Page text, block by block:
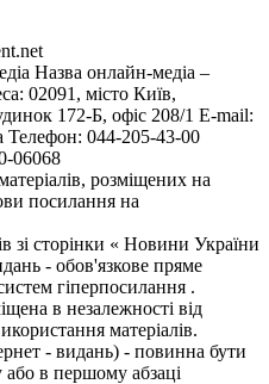
Назва онлайн-медіа –
02091, місто Київ,
172-Б, офіс 208/1 E-mail:
Телефон: 044-205-43-00
06068
розміщених на
посилання на
зі сторінки « Новини України
- обов'язкове пряме
гіперпосилання .
в незалежності від
матеріалів.
- видань) - повинна бути
або в першому абзаці